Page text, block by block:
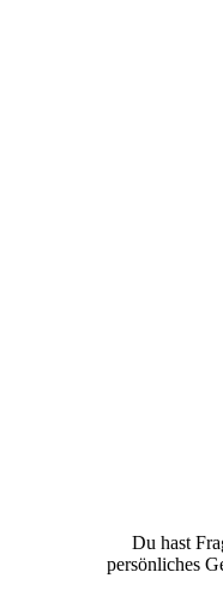
Du hast
persönliches